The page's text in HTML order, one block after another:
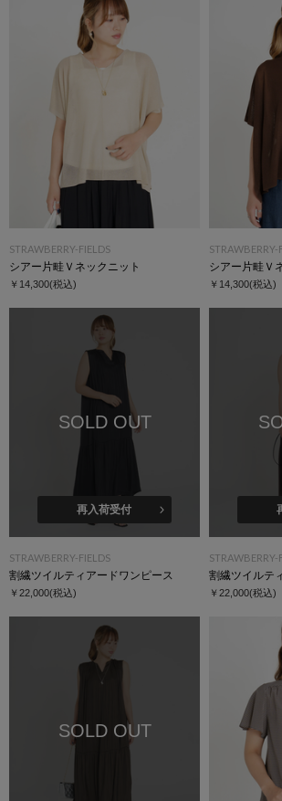
STRAWBERRY-FIELDS
シアー片畦Ｖネックニット
￥14,300(税込)
STRAWBERRY-
シアー片畦Ｖ
￥14,300(税込)
SOLD OUT
再入荷受付
STRAWBERRY-FIELDS
割繊ツイルティアードワンピース
￥22,000(税込)
STRAWBERRY-
割繊ツイルテ
￥22,000(税込)
SOLD OUT